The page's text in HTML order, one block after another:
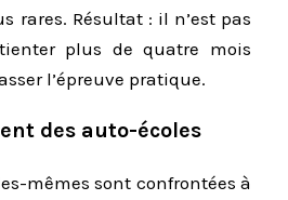
rares. Résultat : il n’est pas
plus de quatre mois
l’épreuve pratique.
des auto-écoles
mêmes sont confrontées à